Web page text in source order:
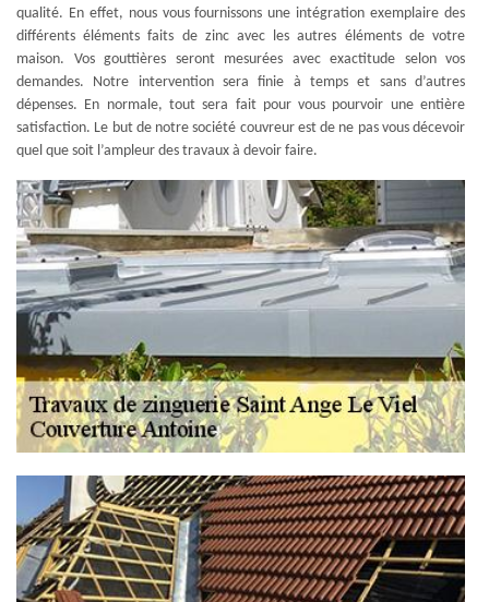
qualité. En effet, nous vous fournissons une intégration exemplaire des
différents éléments faits de zinc avec les autres éléments de votre
maison. Vos gouttières seront mesurées avec exactitude selon vos
demandes. Notre intervention sera finie à temps et sans d’autres
dépenses. En normale, tout sera fait pour vous pourvoir une entière
satisfaction. Le but de notre société couvreur est de ne pas vous décevoir
quel que soit l’ampleur des travaux à devoir faire.